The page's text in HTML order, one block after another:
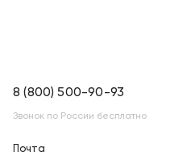
8 (800) 500-90-93
Звонок по России бесплатно
Почта